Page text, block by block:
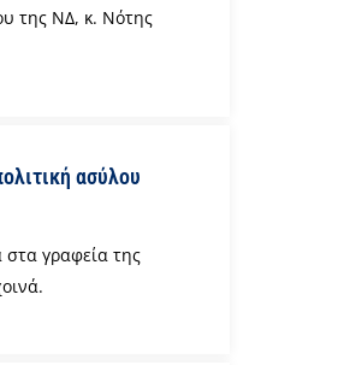
της ΝΔ, κ. Νότης
ασύλου
γραφεία της